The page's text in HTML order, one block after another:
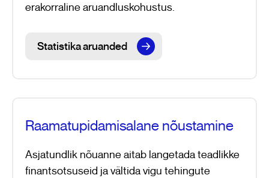
erakorraline aruandluskohustus.
Statistika aruanded
Raamatupidamisalane nõustamine
Asjatundlik nõuanne aitab langetada teadlikke
finantsotsuseid ja vältida vigu tehingute